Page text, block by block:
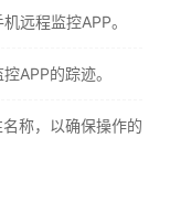
远程监控APP。
APP的踪迹。
称，以确保操作的